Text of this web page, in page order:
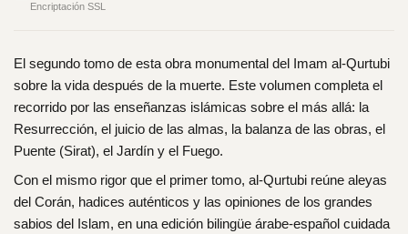
Encriptación SSL
El segundo tomo de esta obra monumental del Imam al-Qurtubi
sobre la vida después de la muerte. Este volumen completa el
recorrido por las enseñanzas islámicas sobre el más allá: la
Resurrección, el juicio de las almas, la balanza de las obras, el
Puente (Sirat), el Jardín y el Fuego.
Con el mismo rigor que el primer tomo, al-Qurtubi reúne aleyas
del Corán, hadices auténticos y las opiniones de los grandes
sabios del Islam, en una edición bilingüe árabe-español cuidada